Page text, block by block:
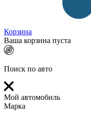
Корзина
Ваша корзина пуста
Поиск по авто
Мой автомобиль
Марка